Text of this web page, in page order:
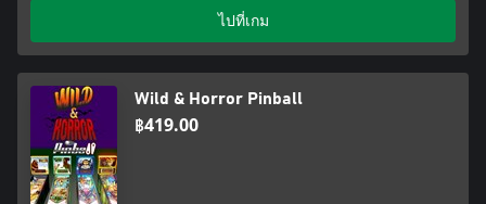
ไปที่เกม
Wild & Horror Pinball
฿419.00